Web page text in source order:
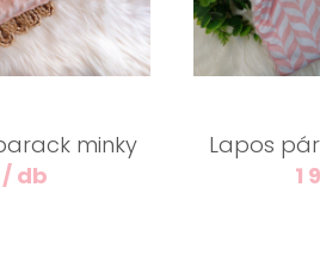
minky
/ db
Lapos
1